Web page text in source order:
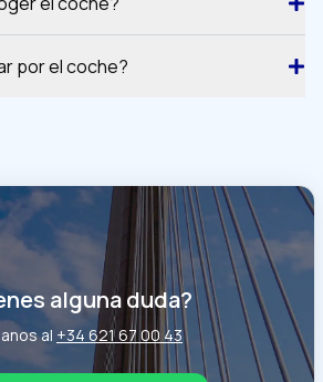
por el coche?
alguna duda?
al +34 621 67 00 43